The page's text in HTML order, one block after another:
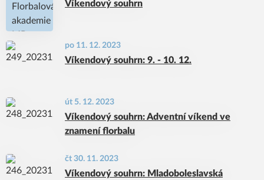
Víkendový souhrn
po 11. 12. 2023
Víkendový souhrn: 9. - 10. 12.
út 5. 12. 2023
Víkendový souhrn: Adventní víkend ve
znamení florbalu
čt 30. 11. 2023
Víkendový souhrn: Mladoboleslavská